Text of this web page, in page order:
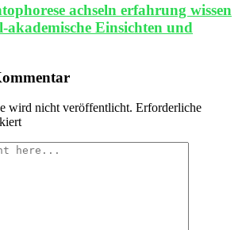
achseln erfahrung wissen
Einsichten und
wird nicht veröffentlicht. Erforderliche